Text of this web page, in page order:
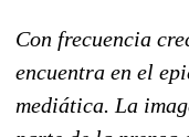
Con frecuencia
encuentra en el
mediática. La